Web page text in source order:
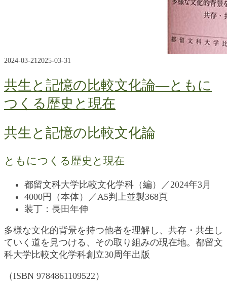
2024-03-21 2025-03-31
共生と記憶の比較文化論―ともに
つくる歴史と現在
共生と記憶の比較文化論
ともにつくる歴史と現在
都留文科大学比較文化学科（編）／2024年3月
4000円（本体）／A5判上並製368頁
装丁：長田年伸
多様な文化的背景を持つ他者を理解し、共存・共生し
ていく道を見つける、その取り組みの現在地。都留文
科大学比較文化学科創立30周年出版
（ISBN 9784861109522）